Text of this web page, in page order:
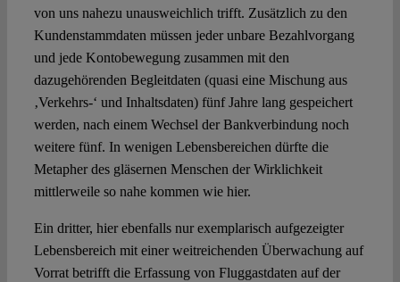
von uns nahezu unausweichlich trifft. Zusätzlich zu den
Kundenstammdaten müssen jeder unbare Bezahlvorgang
und jede Kontobewegung zusammen mit den
dazugehörenden Begleitdaten (quasi eine Mischung aus
‚Verkehrs-‘ und Inhaltsdaten) fünf Jahre lang gespeichert
werden, nach einem Wechsel der Bankverbindung noch
weitere fünf. In wenigen Lebensbereichen dürfte die
Metapher des gläsernen Menschen der Wirklichkeit
mittlerweile so nahe kommen wie hier.
Ein dritter, hier ebenfalls nur exemplarisch aufgezeigter
Lebensbereich mit einer weitreichenden Überwachung auf
Vorrat betrifft die Erfassung von Fluggastdaten auf der